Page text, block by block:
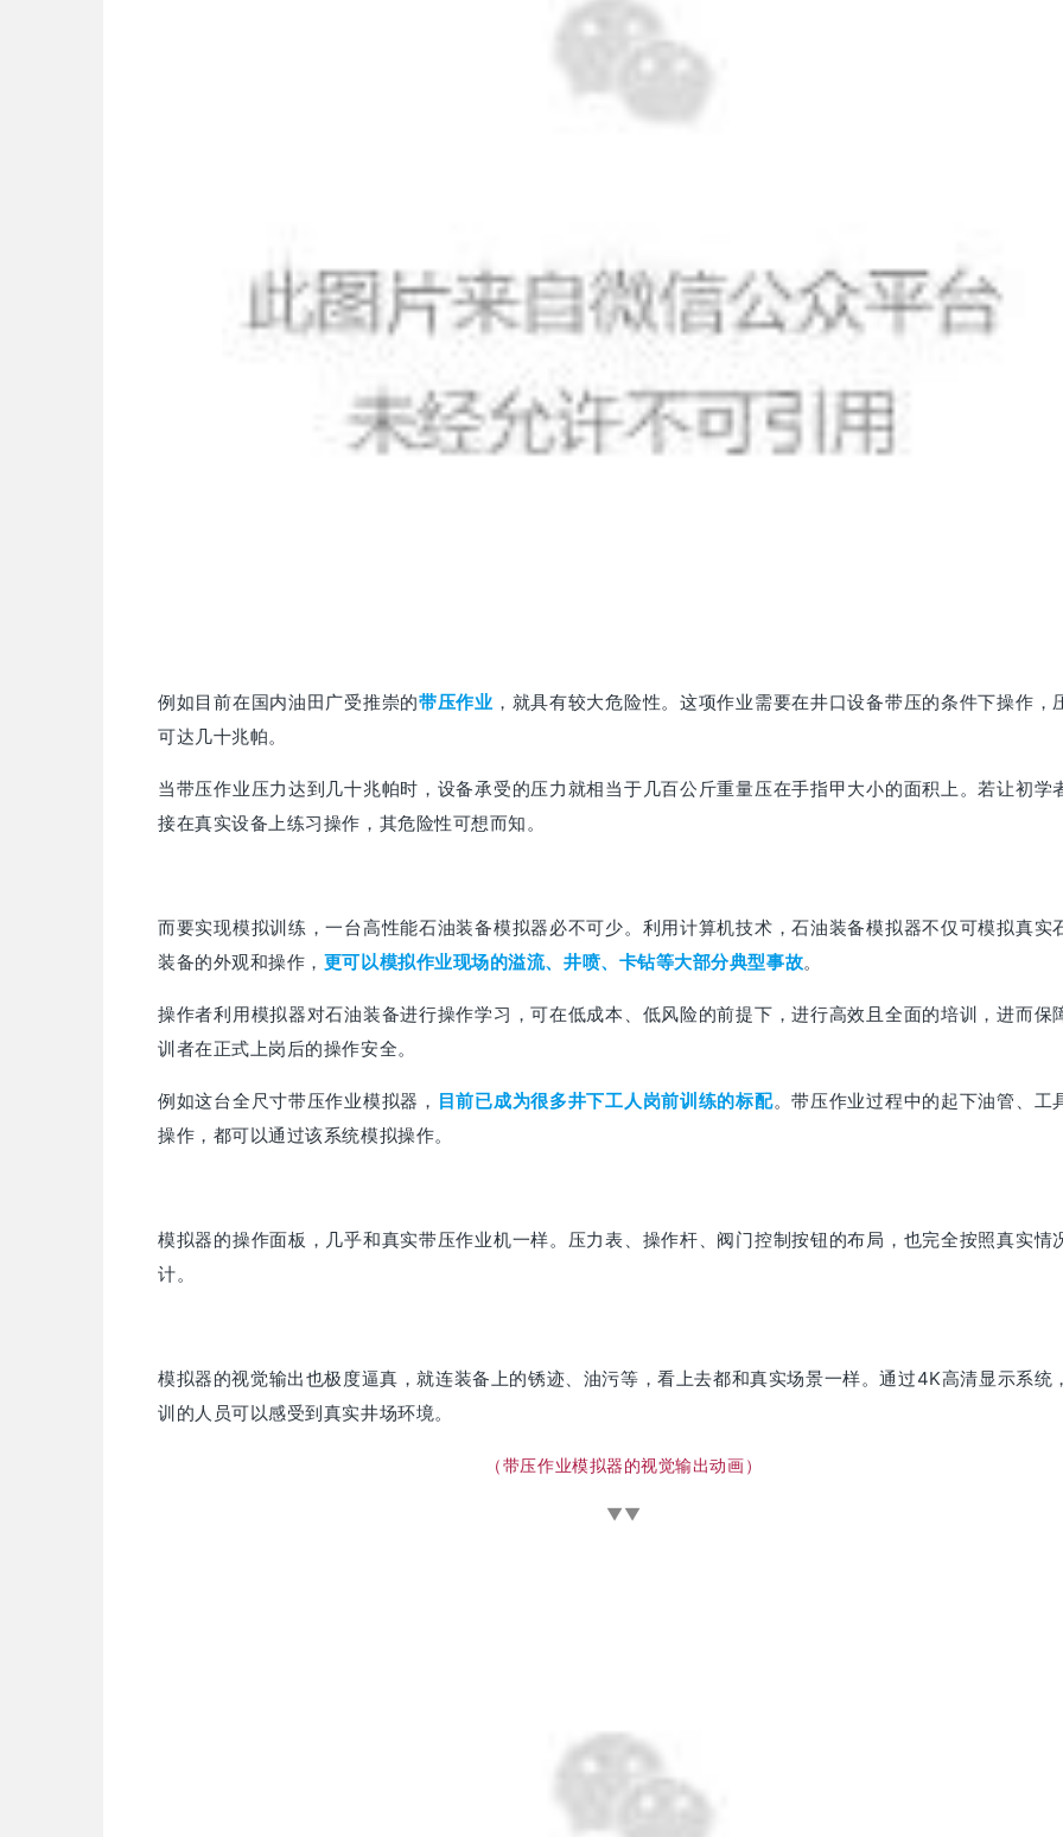
例如目前在国内油田广受推崇的带压作业 ，就具有较大危险性。这项作业需要在井口设备带压的条件下操作，
可达几十兆帕。
当带压作业压力达到几十兆帕时，设备承受的压力就相当于几百公斤重量压在手指甲大小的面积上。若让初学
接在真实设备上练习操作，其危险性可想而知。
而要实现模拟训练，一台高性能石油装备模拟器必不可少。利用计算机技术，石油装备模拟器不仅可模拟真实
装备的外观和操作， 更可以模拟作业现场的溢流、井喷、卡钻等大部分典型事故。
操作者利用模拟器对石油装备进行操作学习，可在低成本、低风险的前提下，进行高效且全面的培训，进而保
训者在正式上岗后的操作安全。
例如这台全尺寸带压作业模拟器， 目前已成为很多井下工人岗前训练的标配。带压作业过程中的起下油管、工
操作，都可以通过该系统模拟操作。
模拟器的操作面板，几乎和真实带压作业机一样。压力表、操作杆、阀门控制按钮的布局，也完全按照真实情
计。
模拟器的视觉输出也极度逼真，就连装备上的锈迹、油污等，看上去都和真实场景一样。通过4K高清显示系统
训的人员可以感受到真实井场环境。
（带压作业模拟器的视觉输出动画）
▼▼